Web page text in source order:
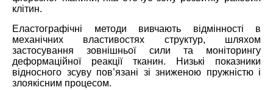
клітин.
Еластографічні методи вивчають відмінності в
механічних властивостях структур, шляхом
застосування зовнішньої сили та моніторингу
деформаційної реакції тканин. Низькі показники
відносного зсуву пов’язані зі зниженою пружністю і
злоякісним процесом.